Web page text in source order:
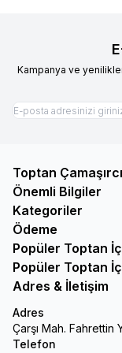
Kampanya ve
Toptan Çamaşırcı
Önemli Bilgiler
Kategoriler
Ödeme
Popüler Toptan
Popüler Toptan
Adres & İletişim
Adres
Çarşı Mah. Fahrettin
Telefon